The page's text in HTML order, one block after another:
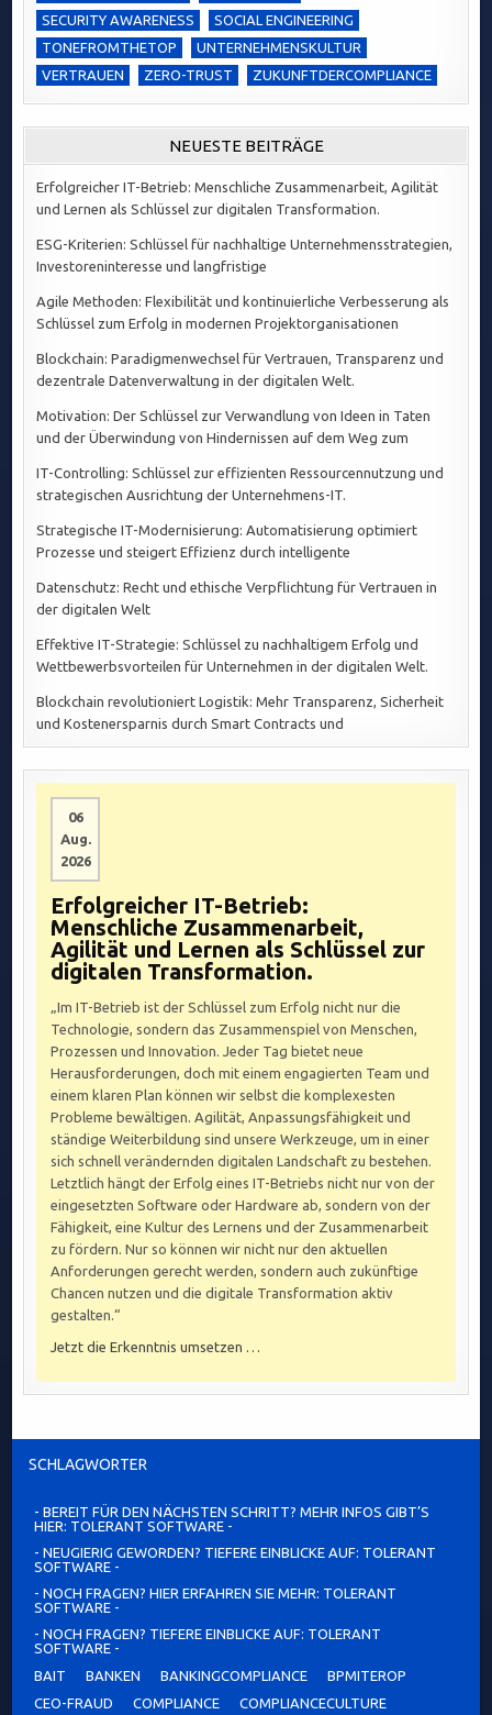
SECURITY AWARENESS
SOCIAL ENGINEERING
TONEFROMTHETOP
UNTERNEHMENSKULTUR
VERTRAUEN
ZERO-TRUST ZUKUNFTDERCOMPLIANCE
NEUESTE BEITRÄGE
Erfolgreicher IT-Betrieb: Menschliche Zusammenarbeit, Agilität
und Lernen als Schlüssel zur digitalen Transformation.
ESG-Kriterien: Schlüssel für nachhaltige Unternehmensstrategien,
Investoreninteresse und langfristige
Agile Methoden: Flexibilität und kontinuierliche Verbesserung als
Schlüssel zum Erfolg in modernen Projektorganisationen
Blockchain: Paradigmenwechsel für Vertrauen, Transparenz und
dezentrale Datenverwaltung in der digitalen Welt.
Motivation: Der Schlüssel zur Verwandlung von Ideen in Taten
und der Überwindung von Hindernissen auf dem Weg zum
IT-Controlling: Schlüssel zur effizienten Ressourcennutzung und
strategischen Ausrichtung der Unternehmens-IT.
Strategische IT-Modernisierung: Automatisierung optimiert
Prozesse und steigert Effizienz durch intelligente
Datenschutz: Recht und ethische Verpflichtung für Vertrauen in
der digitalen Welt
Effektive IT-Strategie: Schlüssel zu nachhaltigem Erfolg und
Wettbewerbsvorteilen für Unternehmen in der digitalen Welt.
Blockchain revolutioniert Logistik: Mehr Transparenz, Sicherheit
und Kostenersparnis durch Smart Contracts und
06
Aug.
2026
Erfolgreicher IT-Betrieb:
Menschliche Zusammenarbeit,
Agilität und Lernen als Schlüssel zur
digitalen Transformation.
„Im IT-Betrieb ist der Schlüssel zum Erfolg nicht nur die
Technologie, sondern das Zusammenspiel von Menschen,
Prozessen und Innovation. Jeder Tag bietet neue
Herausforderungen, doch mit einem engagierten Team und
einem klaren Plan können wir selbst die komplexesten
Probleme bewältigen. Agilität, Anpassungsfähigkeit und
ständige Weiterbildung sind unsere Werkzeuge, um in einer
sich schnell verändernden digitalen Landschaft zu bestehen.
Letztlich hängt der Erfolg eines IT-Betriebs nicht nur von der
eingesetzten Software oder Hardware ab, sondern von der
Fähigkeit, eine Kultur des Lernens und der Zusammenarbeit
zu fördern. Nur so können wir nicht nur den aktuellen
Anforderungen gerecht werden, sondern auch zukünftige
Chancen nutzen und die digitale Transformation aktiv
gestalten.“
Jetzt die Erkenntnis umsetzen …
SCHLAGWÖRTER
- BEREIT FÜR DEN NÄCHSTEN SCHRITT? MEHR INFOS GIBT’S
HIER: TOLERANT SOFTWARE -
- NEUGIERIG GEWORDEN? TIEFERE EINBLICKE AUF: TOLERANT
SOFTWARE -
- NOCH FRAGEN? HIER ERFAHREN SIE MEHR: TOLERANT
SOFTWARE -
- NOCH FRAGEN? TIEFERE EINBLICKE AUF: TOLERANT
SOFTWARE -
BAIT
BANKEN BANKINGCOMPLIANCE
BPMITEROP
CEO-FRAUD
COMPLIANCE
COMPLIANCECULTURE